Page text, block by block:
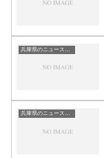
兵庫県のニュース一覧